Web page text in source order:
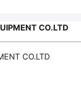
CO.LTD
CO.LTD